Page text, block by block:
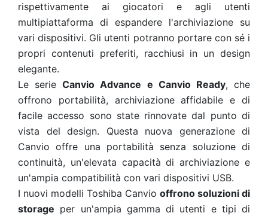
rispettivamente ai giocatori e agli utenti
multipiattaforma di espandere l'archiviazione su
vari dispositivi. Gli utenti potranno portare con sé i
propri contenuti preferiti, racchiusi in un design
elegante.
Le serieCanvio Advance e Canvio Ready, che
offrono portabilità, archiviazione affidabile e di
facile accesso sono state rinnovate dal punto di
vista del design. Questa nuova generazione di
Canvio offre una portabilità senza soluzione di
continuità, un'elevata capacità di archiviazione e
un'ampia compatibilità con vari dispositivi USB.
I nuovi modelli Toshiba Canvio offrono soluzioni di
storage per un'ampia gamma di utenti e tipi di